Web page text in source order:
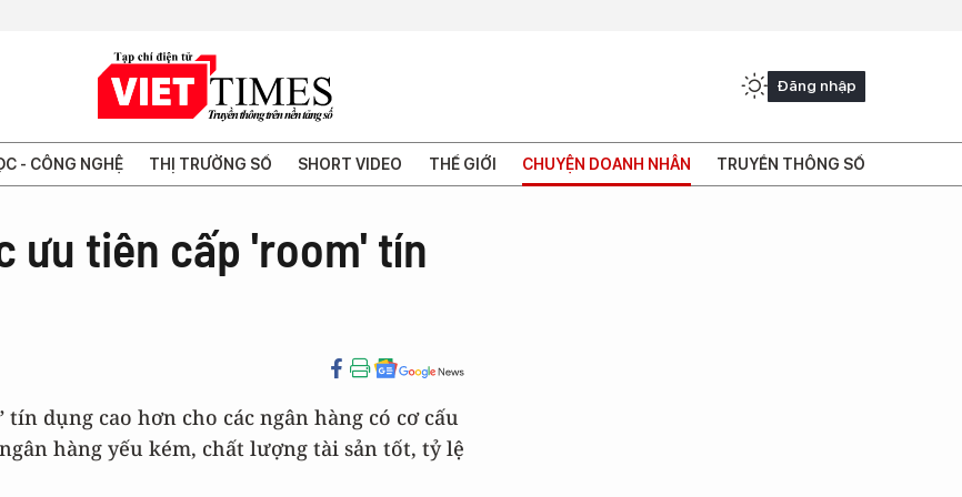
Đăng nhập
- CÔNG NGHỆ THỊ TRƯỜNG SỐ SHORT VIDEO THẾ GIỚI CHUYỆN DOANH NHÂN TRUYỀN THÔNG SỐ
ưu tiên cấp 'room' tín
dụng cao hơn cho các ngân hàng có cơ cấu
hàng yếu kém, chất lượng tài sản tốt, tỷ lệ